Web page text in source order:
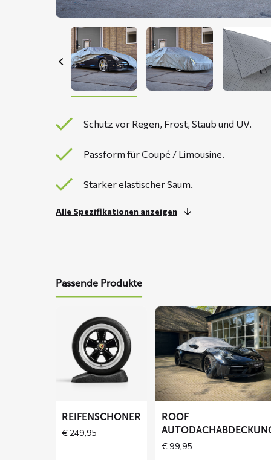
Schutz vor Regen, Frost, Staub und UV.
Passform für Coupé / Limousine.
Starker elastischer Saum.
Alle Spezifikationen anzeigen
Passende Produkte
lesen
über
Reifenschoner
REIFENSCHONER
€ 249,95
Mehr
lesen
ROOF
Autodachabdeckung
ROOF
€99,95